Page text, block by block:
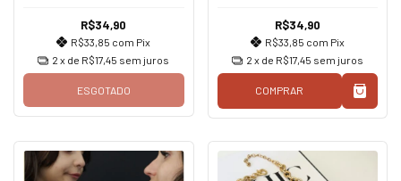
R$34,90
R$33,85 com Pix
2 x de R$17,45 sem juros
ESGOTADO
R$34,90
R$33,85 com Pix
2 x de R$17,45 sem juros
COMPRAR